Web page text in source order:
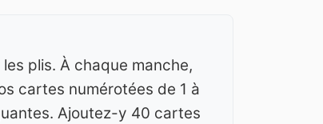
plis. À chaque manche,
cartes numérotées de 1 à
Ajoutez-y 40 cartes